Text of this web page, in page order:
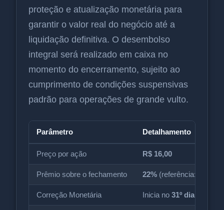
proteção e atualização monetária para
garantir o valor real do negócio até a
liquidação definitiva. O desembolso
integral será realizado em caixa no
momento do encerramento, sujeito ao
cumprimento de condições suspensivas
padrão para operações de grande vulto.
Parâmetro Detalhamento
Preço por ação R$ 16,00
Prêmio sobre o fechamento 22% (referência: última
Correção Monetária Inicia no31º dia